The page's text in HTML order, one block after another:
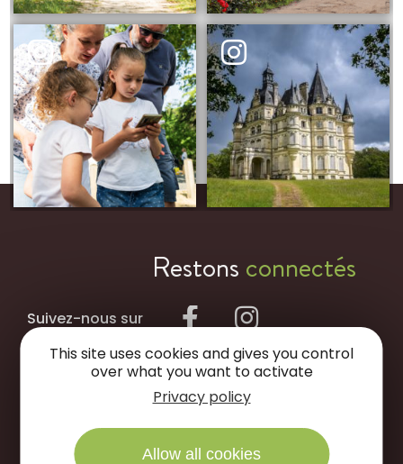
Restonsconnectés
Suivez-nous sur
NOUS ÉCRIRE
NOUS APPELER
This site uses cookies and gives you control
over what you want to activate
Privacy policy
Allow all cookies